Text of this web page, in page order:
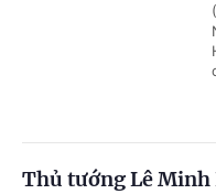
Thủ tướng Lê Minh